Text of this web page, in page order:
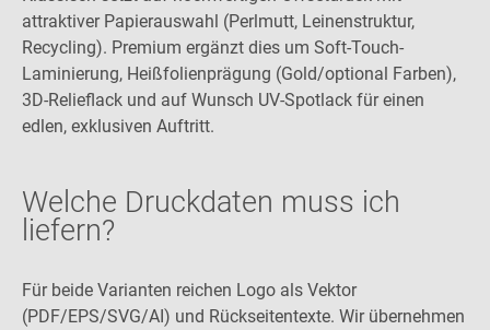
attraktiver Papierauswahl (Perlmutt, Leinenstruktur,
Recycling). Premium ergänzt dies um Soft-Touch-
Laminierung, Heißfolienprägung (Gold/optional Farben),
3D-Relieflack und auf Wunsch UV-Spotlack für einen
edlen, exklusiven Auftritt.
Welche Druckdaten muss ich
liefern?
Für beide Varianten reichen Logo als Vektor
(PDF/EPS/SVG/AI) und Rückseitentexte. Wir übernehmen